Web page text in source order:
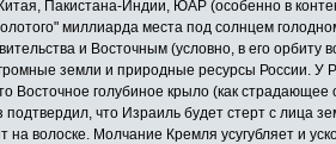
Пакистана-Индии, ЮАР (особенно в
миллиарда места под солнцем
и Восточным (условно, в его
земли и природные ресурсы России.
Восточное голубиное крыло (как
что Израиль будет стерт с лица
волоске. Молчание Кремля усугубляет и